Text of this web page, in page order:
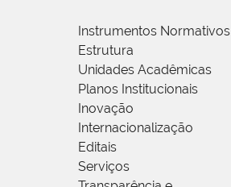
Instrumentos Normativos
Estrutura
Unidades Acadêmicas
Planos Institucionais
Inovação
Internacionalização
Editais
Serviços